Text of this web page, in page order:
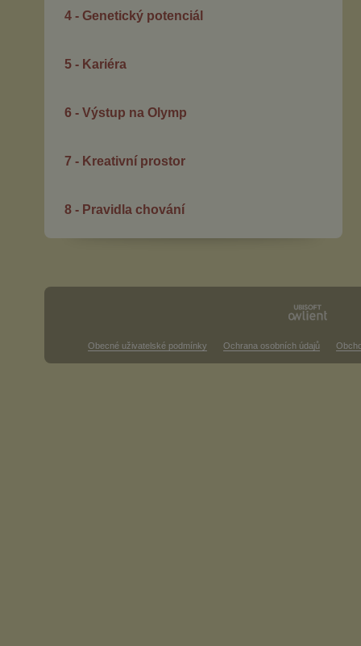
4 - Genetický potenciál
5 - Kariéra
6 - Výstup na Olymp
7 - Kreativní prostor
8 - Pravidla chování
Obecné uživatelské podmínky Ochrana osobních údajů